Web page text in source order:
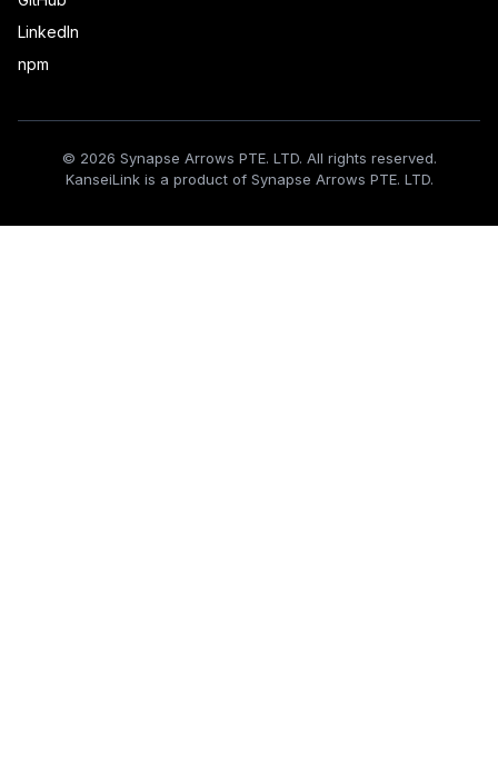
LinkedIn
npm
© 2026 Synapse Arrows PTE. LTD. All rights reserved.
KanseiLink is a product of Synapse Arrows PTE. LTD.